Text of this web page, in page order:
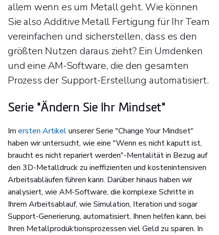
allem wenn es um Metall geht. Wie können
Sie also Additive Metall Fertigung für Ihr Team
vereinfachen und sicherstellen, dass es den
größten Nutzen daraus zieht? Ein Umdenken
und eine AM-Software, die den gesamten
Prozess der Support-Erstellung automatisiert.
Serie "Ändern Sie Ihr Mindset"
Im ersten Artikelunserer Serie "Change Your Mindset"
haben wir untersucht, wie eine "Wenn es nicht kaputt ist,
braucht es nicht repariert werden"-Mentalität in Bezug auf
den 3D-Metalldruck zu ineffizienten und kostenintensiven
Arbeitsabläufen führen kann. Darüber hinaus haben wir
analysiert, wie AM-Software, die komplexe Schritte in
Ihrem Arbeitsablauf, wie Simulation, Iteration und sogar
Support-Generierung, automatisiert, Ihnen helfen kann, bei
Ihren Metallproduktionsprozessen viel Geld zu sparen. In